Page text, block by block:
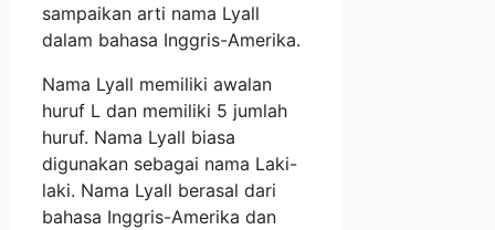
sampaikan arti nama Lyall
dalam bahasa Inggris-Amerika.
Nama Lyall memiliki awalan
huruf L dan memiliki 5 jumlah
huruf. Nama Lyall biasa
digunakan sebagai nama Laki-
laki. Nama Lyall berasal dari
bahasa Inggris-Amerika dan